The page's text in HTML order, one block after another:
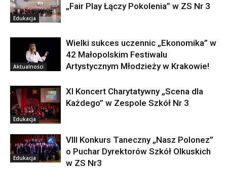
Edukacja
„Fair Play Łączy Pokolenia” w ZS Nr 3
Aktualności
Wielki sukces uczennic „Ekonomika” w
42 Małopolskim Festiwalu
Artystycznym Młodzieży w Krakowie!
Edukacja
XI Koncert Charytatywny „Scena dla
Każdego” w Zespole Szkół Nr 3
Edukacja
VIII Konkurs Taneczny „Nasz Polonez”
o Puchar Dyrektorów Szkół Olkuskich
w ZS Nr3